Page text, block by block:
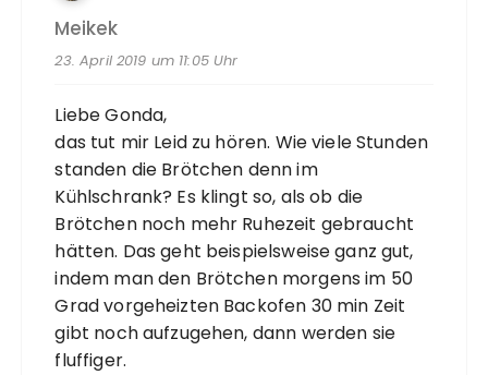
Meikek
23. April 2019 um 11:05 Uhr
Liebe Gonda,
das tut mir Leid zu hören. Wie viele Stunden
standen die Brötchen denn im
Kühlschrank? Es klingt so, als ob die
Brötchen noch mehr Ruhezeit gebraucht
hätten. Das geht beispielsweise ganz gut,
indem man den Brötchen morgens im 50
Grad vorgeheizten Backofen 30 min Zeit
gibt noch aufzugehen, dann werden sie
fluffiger.